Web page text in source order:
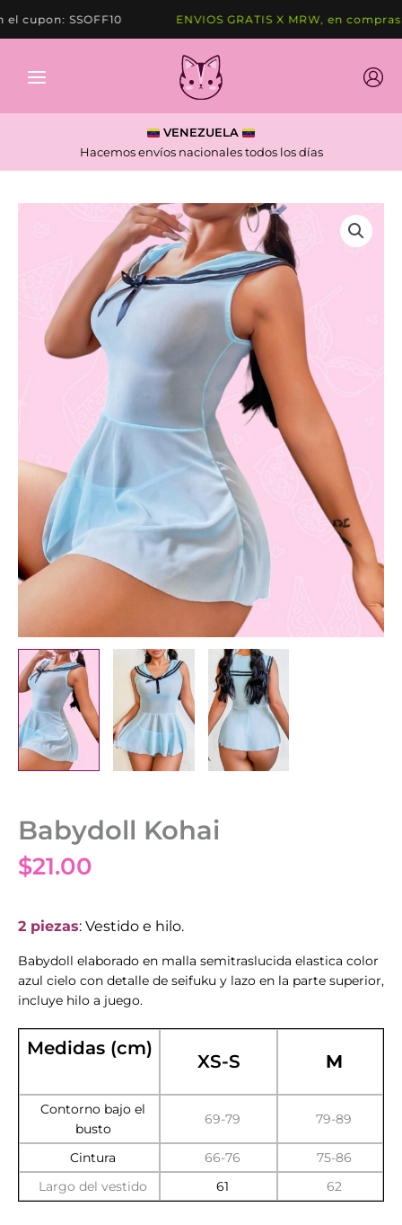
al
cupon: SSOFF10 ENVIOS GRATIS X MRW, en compras
VENEZUELA
Hacemos envíos nacionales todos los días
Babydoll Kohai
$21.00
2 piezas: Vestido e hilo.
Babydoll elaborado en malla semitraslucida elastica color
azul cielo con detalle de seifuku y lazo en la parte superior,
incluye hilo a juego.
Medidas (cm)
XS-S M
Contorno bajo el
busto
69-79 79-89
Cintura 66-76
75-86
Largo del vestido
61 62